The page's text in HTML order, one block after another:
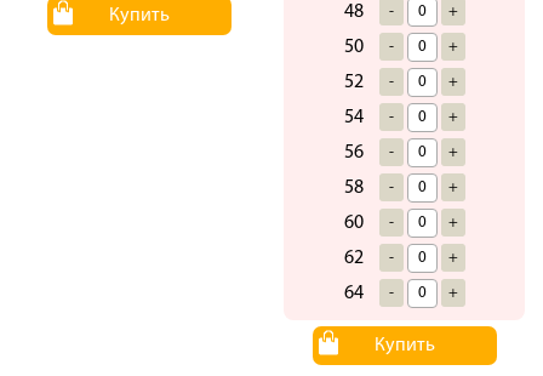
Купить 48 - +
50 - +
52 - +
54 - +
56 - +
58 - +
60 - +
62 - +
64 - +
Купить